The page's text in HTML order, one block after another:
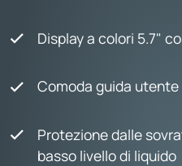
Display a colori 5.7"
Comoda guida utente
Protezione dalle
basso livello di liquido